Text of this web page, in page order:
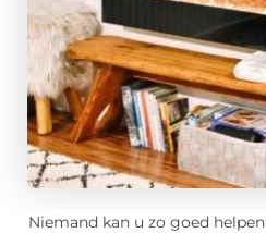
Niemand kan u zo goed